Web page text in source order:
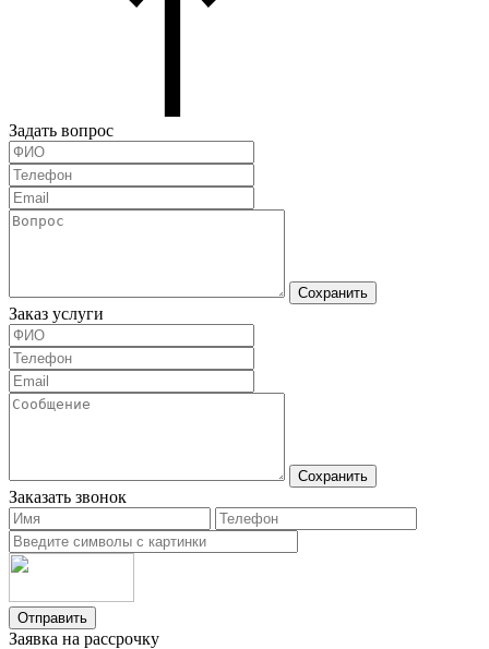
Задать вопрос
Сохранить
Заказ услуги
Сохранить
Заказать звонок
Отправить
Заявка на рассрочку